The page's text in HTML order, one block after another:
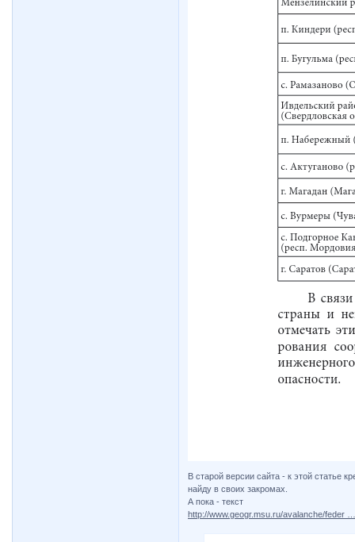
В старой версии сайта - к этой статье
найду в своих закромах.
А пока - текст
http://www.geogr.msu.ru/avalanche/feder